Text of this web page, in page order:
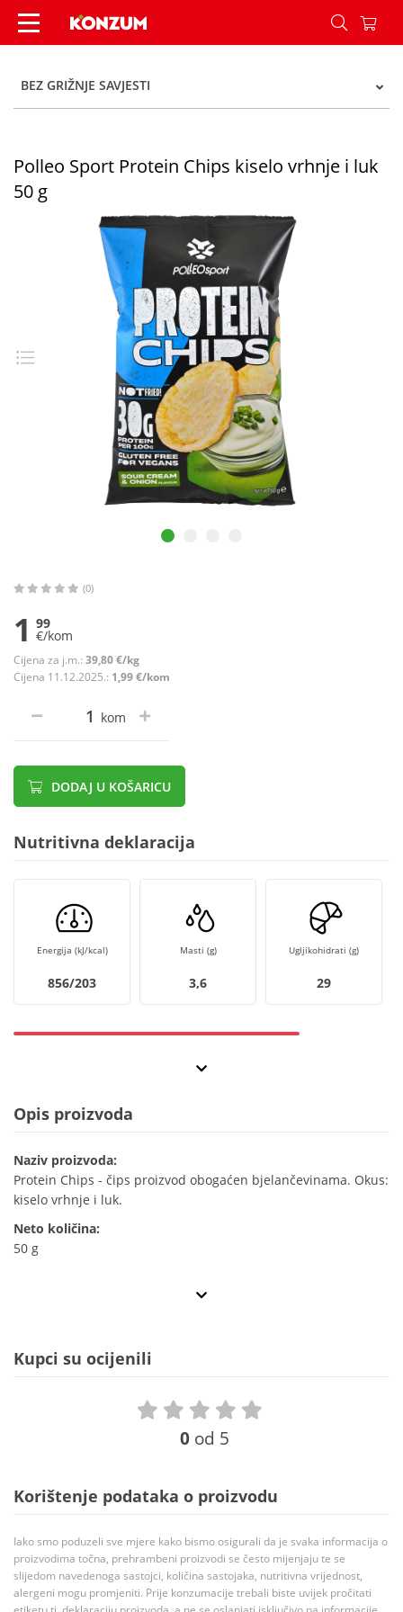
Polleo Sport Protein Chips kiselo vrhnje i luk 50
BEZ GRIŽNJE SAVJESTI
Polleo Sport Protein Chips kiselo vrhnje i luk
50 g
(0)
1 99
€/kom
Cijena za j.m.: 39,80 €/kg
Cijena 11.12.2025.: 1,99 €/kom
kom
DODAJ U KOŠARICU
Nutritivna deklaracija
Energija (kJ/kcal)
856/203
Masti (g)
3,6
Ugljikohidrati (g)
29
Opis proizvoda
Naziv proizvoda:
Protein Chips - čips proizvod obogaćen bjelančevinama. Okus:
kiselo vrhnje i luk.
Neto količina:
50 g
Kupci su ocijenili
0 od 5
Korištenje podataka o proizvodu
Iako smo poduzeli sve mjere kako bismo osigurali da je svaka informacija o
proizvodima točna, prehrambeni proizvodi se često mijenjaju te se
slijedom navedenoga sastojci, količina sastojaka, nutritivna vrijednost,
alergeni mogu promjeniti. Prije konzumacije trebali biste uvijek pročitati